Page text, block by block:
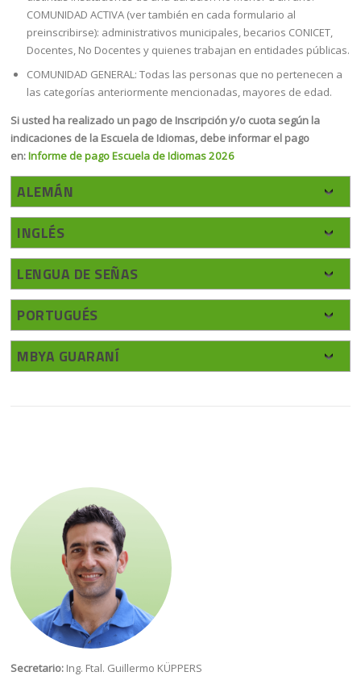
COMUNIDAD ACTIVA (ver también en cada formulario al
preinscribirse): administrativos municipales, becarios CONICET,
Docentes, No Docentes y quienes trabajan en entidades públicas.
COMUNIDAD GENERAL: Todas las personas que no pertenecen a
las categorías anteriormente mencionadas, mayores de edad.
Si usted ha realizado un pago de Inscripción y/o cuota según la
indicaciones de la Escuela de Idiomas, debe informar el pago
en:Informe de pago Escuela de Idiomas 2026
ALEMÁN
INGLÉS
LENGUA DE SEÑAS
PORTUGUÉS
MBYA GUARANÍ
Secretario: Ing. Ftal. Guillermo KÜPPERS